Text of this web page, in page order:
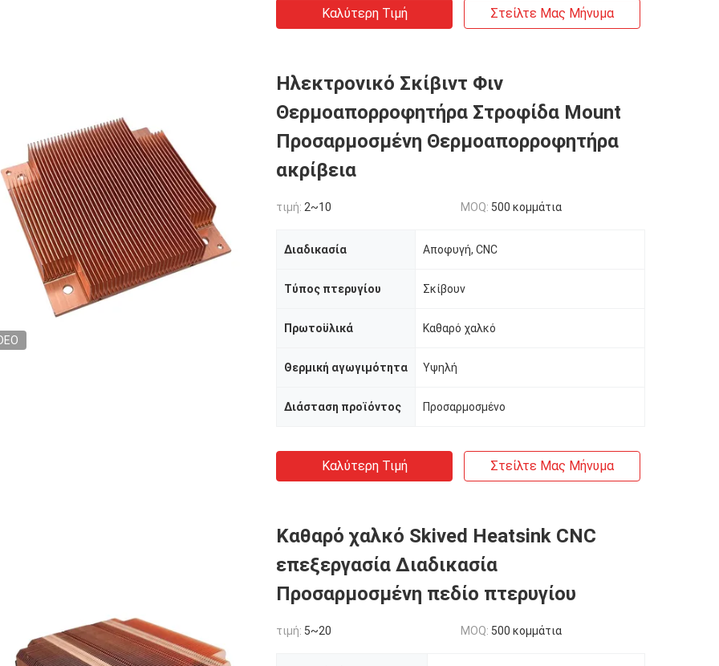
Καλύτερη Τιμή Στείλτε Μας Μήνυμα
Ηλεκτρονικό Σκίβιντ Φιν
Θερμοαπορροφητήρα Στροφίδα Mount
Προσαρμοσμένη Θερμοαπορροφητήρα
ακρίβεια
τιμή: 2~10 MOQ: 500 κομμάτια
Διαδικασία Αποφυγή, CNC
Τύπος πτερυγίου Σκίβουν
Πρωτοϋλικά Καθαρό χαλκό
Θερμική αγωγιμότητα Υψηλή
Διάσταση προϊόντος Προσαρμοσμένο
Καλύτερη Τιμή Στείλτε Μας Μήνυμα
Καθαρό χαλκό Skived Heatsink CNC
επεξεργασία Διαδικασία
Προσαρμοσμένη πεδίο πτερυγίου
τιμή: 5~20 MOQ: 500 κομμάτια